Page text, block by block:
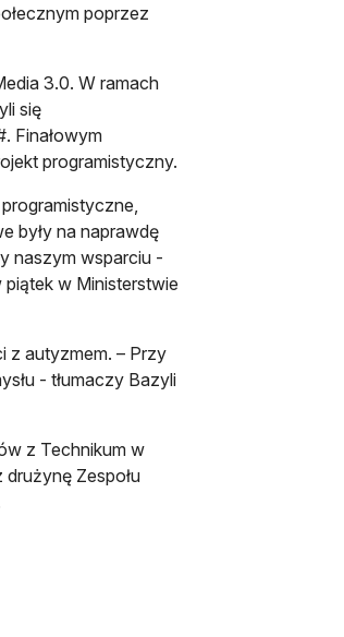
poprzez
3.0. W ramach
się
Finałowym
programistyczny.
były na naprawdę
naszym wsparciu -
w Ministerstwie
z autyzmem. – Przy
- tłumaczy Bazyli
z Technikum w
Zespołu